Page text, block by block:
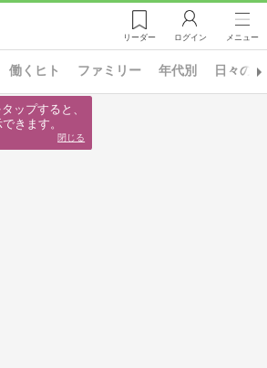
リーダー ログイン メニュー
働くヒト ファミリー 年代別 日々の
ップすると、
きます。
閉じる